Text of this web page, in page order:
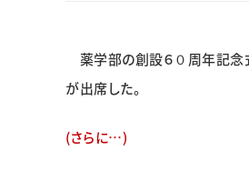
薬学部の創設６０周年記念
が出席した。
(さらに…)